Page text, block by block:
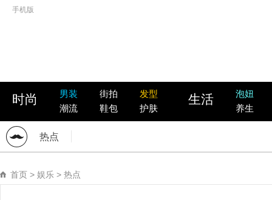
手机版
时尚 男装 街拍
发型
潮流
鞋包 护肤
生活
泡妞
养生
热点
首页 > 娱乐 > 热点